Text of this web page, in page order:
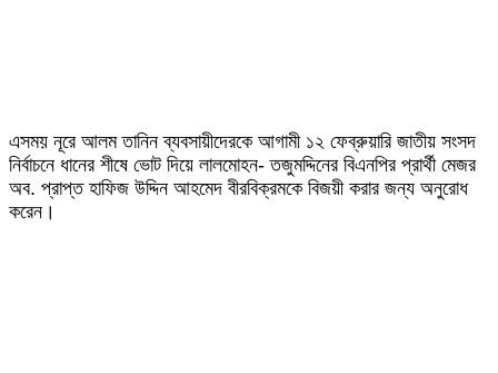
এসময় নূরে আলম তানিন ব্যবসায়ীদেরকে আগামী ১২ ফেব্রুয়ারি জাতীয় সংসদ
নির্বাচনে ধানের শীষে ভোট দিয়ে লালমোহন- তজুমদ্দিনের বিএনপির প্রার্থী মেজর
অব. প্রাপ্ত হাফিজ উদ্দিন আহমেদ বীরবিক্রমকে বিজয়ী করার জন্য অনুরোধ
করেন।